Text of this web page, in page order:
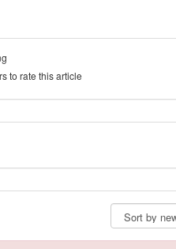
to rate this article